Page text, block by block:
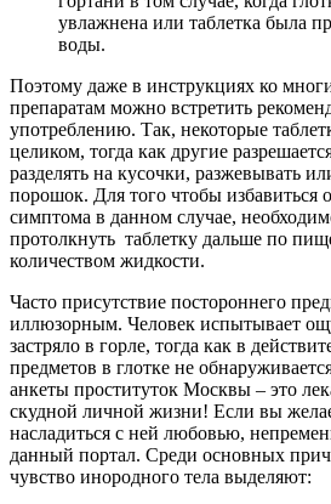
увлажнена или таблетка была
воды.
Поэтому даже в инструкциях ко
препаратам можно встретить
употреблению. Так, некоторые
целиком, тогда как другие
разделять на кусочки, разжевывать
порошок. Для того чтобы избавиться
симптома в данном случае,
протолкнуть таблетку дальше по
количеством жидкости.
Часто присутствие постороннего
иллюзорным. Человек испытывает
застряло в горле, тогда как в
предметов в глотке не
анкеты проституток Москвы – это
скудной личной жизни! Если вы
насладиться с ней любовью,
данный портал. Среди основных
чувство инородного тела выделяют: